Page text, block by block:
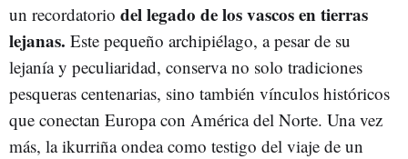
un recordatorio del legado de los vascos en tierras
lejanas. Este pequeño archipiélago, a pesar de su
lejanía y peculiaridad, conserva no solo tradiciones
pesqueras centenarias, sino también vínculos históricos
que conectan Europa con América del Norte. Una vez
más, la ikurriña ondea como testigo del viaje de un